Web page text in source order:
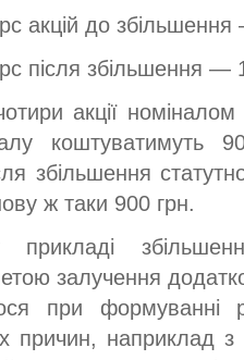
акцій до
після збільшення
акції
збільшення
ж таки 900 грн.
залучення
при формуванні
причин, наприклад